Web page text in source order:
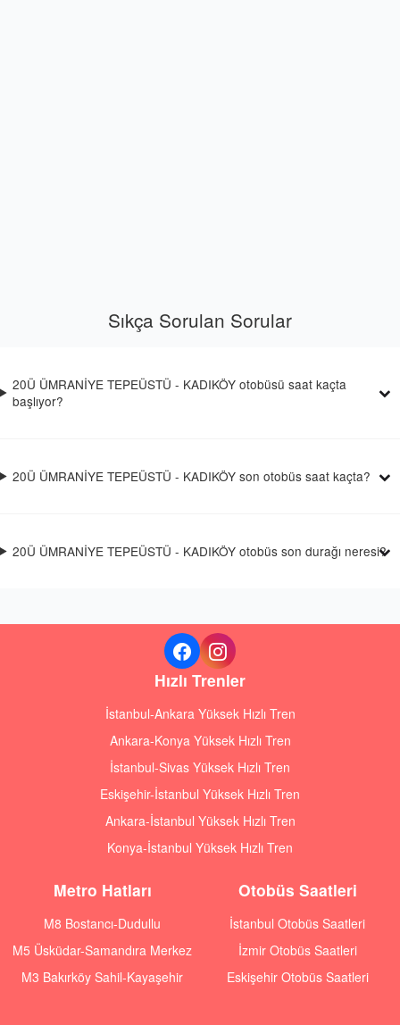
Sıkça Sorulan Sorular
20Ü ÜMRANİYE TEPEÜSTÜ - KADIKÖY otobüsü saat kaçta
başlıyor?
20Ü ÜMRANİYE TEPEÜSTÜ - KADIKÖY son otobüs saat kaçta?
20Ü ÜMRANİYE TEPEÜSTÜ - KADIKÖY otobüs son durağı neresi?
Hızlı Trenler
İstanbul-Ankara Yüksek Hızlı Tren
Ankara-Konya Yüksek Hızlı Tren
İstanbul-Sivas Yüksek Hızlı Tren
Eskişehir-İstanbul Yüksek Hızlı Tren
Ankara-İstanbul Yüksek Hızlı Tren
Konya-İstanbul Yüksek Hızlı Tren
Metro Hatları
M8 Bostancı-Dudullu
M5 Üsküdar-Samandıra Merkez
M3 Bakırköy Sahil-Kayaşehir
Otobüs Saatleri
İstanbul Otobüs Saatleri
İzmir Otobüs Saatleri
Eskişehir Otobüs Saatleri